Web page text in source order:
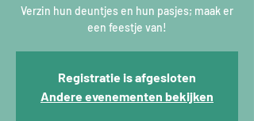
Verzin hun deuntjes en hun pasjes; maak er
een feestje van!
Registratie is afgesloten
Andere evenementen bekijken